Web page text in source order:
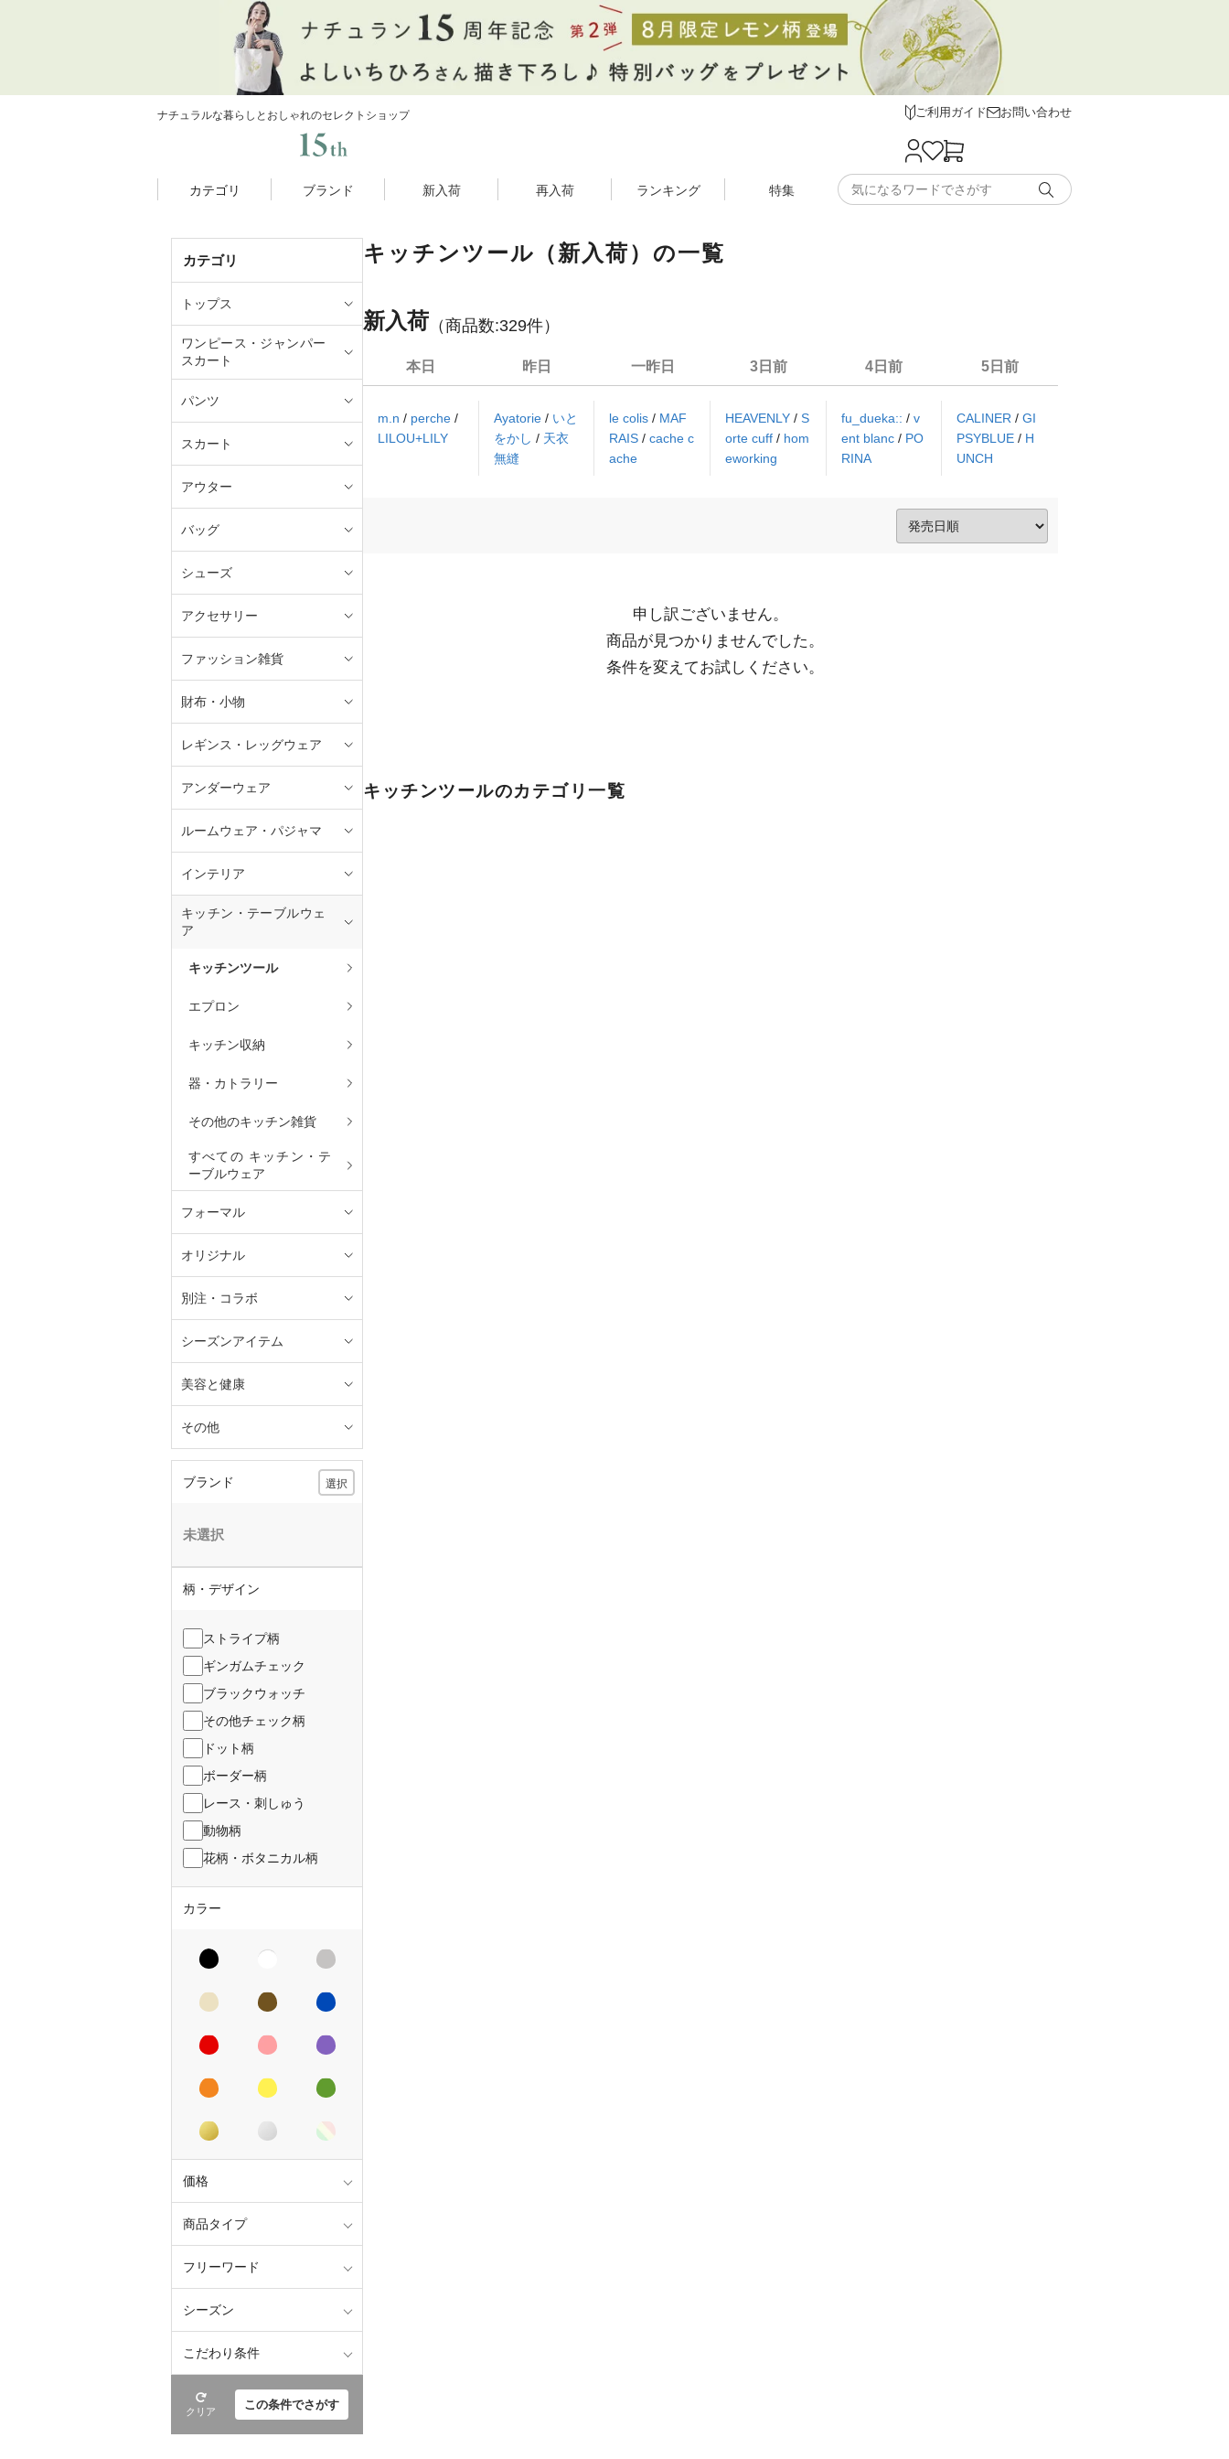
ナチュラルな暮らしとおしゃれのセレクトショップ ご利用ガイド お問い合わせ
カテゴリ ブランド 新入荷 再入荷 ランキング 特集
カテゴリ
トップス
ワンピース・ジャンパー
スカート
パンツ
スカート
アウター
バッグ
シューズ
アクセサリー
ファッション雑貨
財布・小物
レギンス・レッグウェア
アンダーウェア
ルームウェア・パジャマ
インテリア
キッチン・テーブルウェ
ア
キッチンツール
エプロン
キッチン収納
器・カトラリー
その他のキッチン雑貨
すべての キッチン・テ
ーブルウェア
フォーマル
オリジナル
別注・コラボ
シーズンアイテム
美容と健康
その他
ブランド 選択
未選択
柄・デザイン
ストライプ柄
ギンガムチェック
ブラックウォッチ
その他チェック柄
ドット柄
ボーダー柄
レース・刺しゅう
動物柄
花柄・ボタニカル柄
カラー
価格
商品タイプ
フリーワード
シーズン
こだわり条件
クリア この条件でさがす
キッチンツール（新入荷）の一覧
新入荷 （商品数:329件）
本日
m.n / perche /
LILOU+LILY
昨日
Ayatorie / いと
をかし / 天衣
無縫
一昨日
le colis/ MAF
RAIS/cache c
ache
3日前
HEAVENLY / S
orte cuff / hom
eworking
4日前
fu_dueka:: / v
ent blanc / PO
RINA
5日前
CALINER/GI
PSYBLUE/ H
UNCH
申し訳ございません。
  条件を変えてお試しください。
キッチンツールのカテゴリ一覧